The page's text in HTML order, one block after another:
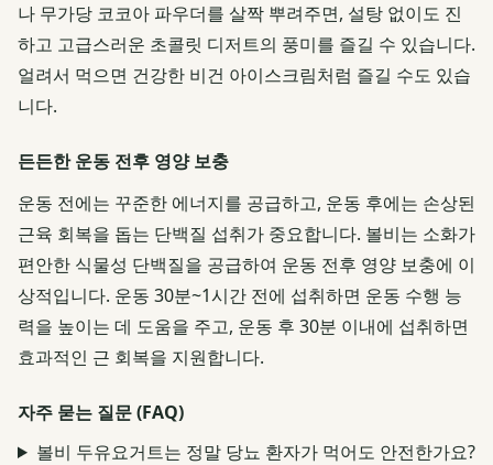
나 무가당 코코아 파우더를 살짝 뿌려주면, 설탕 없이도 진
하고 고급스러운 초콜릿 디저트의 풍미를 즐길 수 있습니다.
얼려서 먹으면 건강한 비건 아이스크림처럼 즐길 수도 있습
니다.
든든한 운동 전후 영양 보충
운동 전에는 꾸준한 에너지를 공급하고, 운동 후에는 손상된
근육 회복을 돕는 단백질 섭취가 중요합니다. 볼비는 소화가
편안한 식물성 단백질을 공급하여 운동 전후 영양 보충에 이
상적입니다. 운동 30분~1시간 전에 섭취하면 운동 수행 능
력을 높이는 데 도움을 주고, 운동 후 30분 이내에 섭취하면
효과적인 근 회복을 지원합니다.
자주 묻는 질문 (FAQ)
볼비 두유요거트는 정말 당뇨 환자가 먹어도 안전한가요?